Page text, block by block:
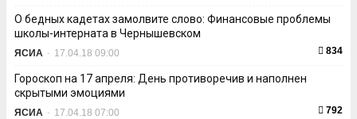
О бедных кадетах замолвите слово: Финансовые проблемы
школы-интерната в Чернышевском
ЯСИА - 17.04.18 09:00 834
Гороскоп на 17 апреля: День противоречив и наполнен
скрытыми эмоциями
ЯСИА - 17.04.18 07:00 792